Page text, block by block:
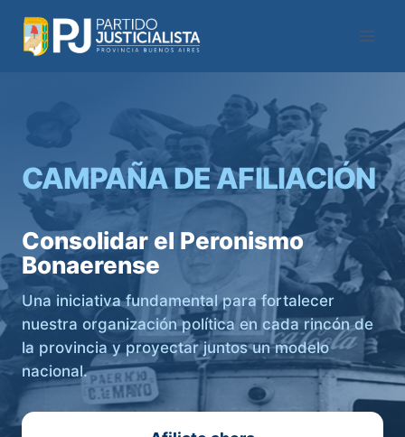
contenido
CAMPAÑA DE AFILIACIÓN
Consolidar el Peronismo
Bonaerense
Una iniciativa fundamental para fortalecer
nuestra organización política en cada rincón de
la provincia y proyectar juntos un modelo
nacional.